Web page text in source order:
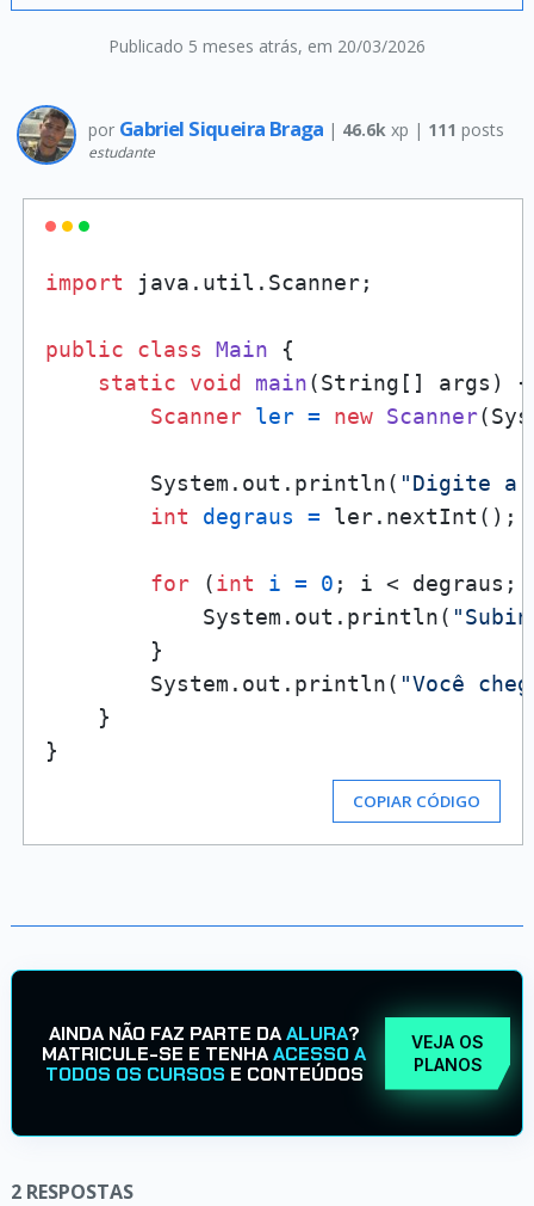
Publicado 5 meses atrás, em 20/03/2026
por Gabriel Siqueira Braga | 46.6k xp | 111 posts
estudante
import java.util.Scanner;
public class Main {
static
void main(String[] args)
{
Scanner ler = new Scanner
        System.out.println(
"Digite a
int
degraus = ler.nextInt();
for (int i = 0 ; i < degraus;
            System.out.println(
        }
        System.out.println(
"Você
    }
COPIAR CÓDIGO
AINDA NÃO FAZ PARTE DAALURA?
MATRICULE-SE E TENHAACESSO A
TODOS OS CURSOS E CONTEÚDOS
VEJA OS
PLANOS
2 RESPOSTAS